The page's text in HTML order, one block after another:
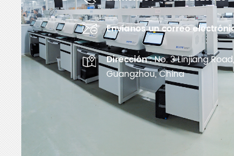
Envíanos un correo
Dirección :No. 3 Linjiang
Guangzhou, China